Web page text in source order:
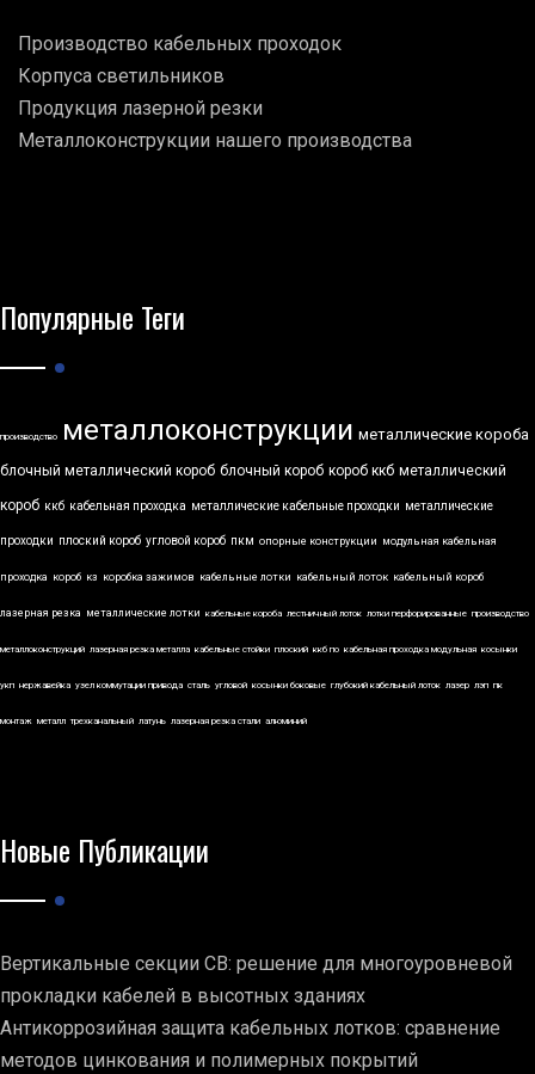
Производство кабельных проходок
Корпуса светильников
Продукция лазерной резки
Металлоконструкции нашего производства
Популярные Теги
производство металлоконструкции металлические короба
блочный металлический короб блочный короб короб ккб металлический
короб ккб кабельная проходка металлические кабельные проходки металлические
проходки плоский короб угловой короб пкм опорные конструкции модульная кабельная
проходка короб кз коробка зажимов кабельные лотки кабельный лоток кабельный короб
лазерная резка металлические лотки кабельные короба лестничный лоток лотки перфорированные производство
металлоконструкций лазерная резка металла кабельные стойки плоский ккб по кабельная проходка модульная косынки
укп нержавейка узел коммутации привода сталь угловой косынки боковые глубокий кабельный лоток лазер лэп пк
монтаж металл трехканальный латунь лазерная резка стали алюминий
Новые Публикации
Вертикальные секции СВ: решение для многоуровневой
прокладки кабелей в высотных зданиях
Антикоррозийная защита кабельных лотков: сравнение
методов цинкования и полимерных покрытий